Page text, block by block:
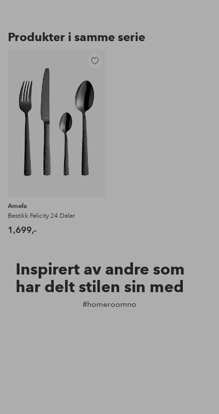
Produkter i samme serie
favoritter
Amefa
Bestikk Felicity 24 Deler
1,699,-
Inspirert av andre som
har delt stilen sin med
#homeroomno